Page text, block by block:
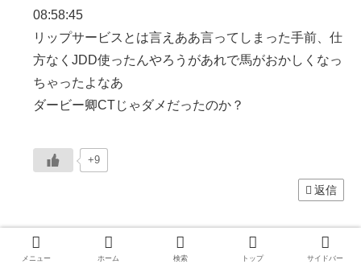
08:58:45
リップサービスとは言えああ言ってしまった手前、仕
方なくJDD使ったんやろうがあれで馬がおかしくなっ
ちゃったよなあ
ダービー卿CTじゃダメだったのか？
+9
返信
名前: ハロン棒の名無し
投稿日：2024/02/16(金)
09:22:06
メニュー ホーム 検索 トップ サイドバー